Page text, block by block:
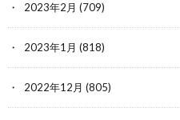
2023年2月 (709)
2023年1月 (818)
2022年12月 (805)